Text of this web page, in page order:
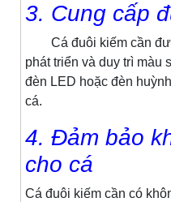
3. Cung cấp
Cá đuôi kiếm cần
phát triển và duy trì màu
đèn LED hoặc đèn
cá.
4. Đảm bảo
cho cá
Cá đuôi kiếm cần có